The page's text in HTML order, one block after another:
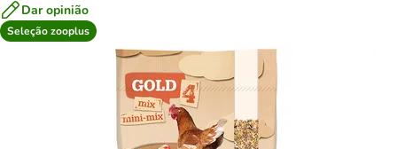
Dar opinião
Seleção zooplus